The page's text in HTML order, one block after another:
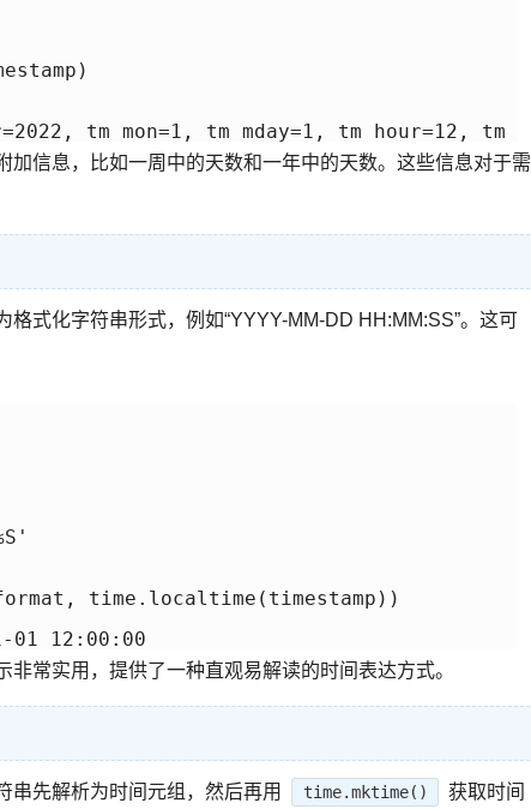
信息，比如一周中的天数和一年中的天数。这些信息对于需
式化字符串形式，例如“YYYY-MM-DD HH:MM:SS”。这可
time.localtime(timestamp))
常实用，提供了一种直观易解读的时间表达方式。
串先解析为时间元组，然后再用 time.mktime()
获取时间